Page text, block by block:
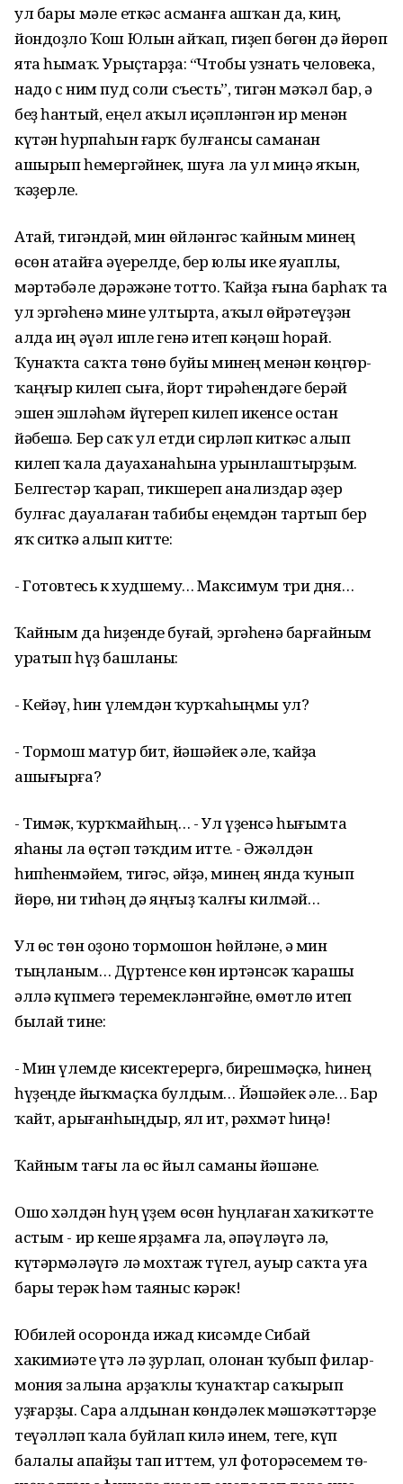
ул бары мәле еткәс асманға ашҡан да, киң,
йондоҙло Ҡош Юлын айҡап, гиҙеп бөгөн дә йөрөп
ята һымаҡ. Урыҫтарҙа: “Чтобы узнать человека,
надо с ним пуд соли съесть”, тигән мәҡәл бар, ә
беҙ һантый, еңел аҡыл иҫәпләнгән ир менән
күтән һурпаһын ғарҡ булғансы саманан
ашырып һемергәйнек, шуға ла ул миңә яҡын,
ҡәҙерле.
Атай, тигәндәй, мин өйләнгәс ҡайным минең
өсөн атайға әүерелде, бер юлы ике яуаплы,
мәртәбәле дәрәжәне тотто. Ҡайҙа ғына барһаҡ та
ул эргәһенә мине ултырта, аҡыл өйрәтеүҙән
алда иң әүәл ипле генә итеп кәңәш һорай.
Ҡунаҡта саҡта төнө буйы минең менән көңгөр-
ҡаңғыр килеп сыға, йорт тирәһендәге берәй
эшен эшләһәм йүгереп килеп икенсе остан
йәбешә. Бер саҡ ул етди сирләп киткәс алып
килеп ҡала дауаханаһына урынлаштырҙым.
Белгестәр ҡарап, тикшереп анализдар әҙер
булғас дауалаған табибы еңемдән тартып бер
яҡ ситкә алып китте:
- Готовтесь к худшему… Максимум три дня…
Ҡайным да һиҙенде буғай, эргәһенә барғайным
уратып һүҙ башланы:
- Кейәү, һин үлемдән ҡурҡаһыңмы ул?
- Тормош матур бит, йәшәйек әле, ҡайҙа
ашығырға?
- Тимәк, ҡурҡмайһың… - Ул үҙенсә һығымта
яһаны ла өҫтәп тәҡдим итте. - Әжәлдән
һипһенмәйем, тигәс, әйҙә, минең янда ҡунып
йөрө, ни тиһәң дә яңғыҙ ҡалғы килмәй…
Ул өс төн оҙоно тормошон һөйләне, ә мин
тыңланым… Дүртенсе көн иртәнсәк ҡарашы
әллә күпмегә теремекләнгәйне, өмөтлө итеп
былай тине:
- Мин үлемде кисектерергә, бирешмәҫкә, һинең
һүҙеңде йыҡмаҫҡа булдым… Йәшәйек әле… Бар
ҡайт, арығанһыңдыр, ял ит, рәхмәт һиңә!
Ҡайным тағы ла өс йыл саманы йәшәне.
Ошо хәлдән һуң үҙем өсөн һуңлаған хаҡиҡәтте
астым - ир кеше ярҙамға ла, әпәүләүгә лә,
күтәрмәләүгә лә мохтаж түгел, ауыр саҡта уға
бары терәк һәм таяныс кәрәк!
Юбилей осоронда ижад кисәмде Сибай
хакимиәте үтә лә ҙурлап, олонан ҡубып филар-
мония залына арҙаҡлы ҡунаҡтар саҡырып
уҙғарҙы. Сара алдынан көндәлек мәшәҡәттәрҙе
теүәлләп ҡала буйлап килә инем, теге, күп
балалы апайҙы тап иттем, ул фоторәсемем тө-